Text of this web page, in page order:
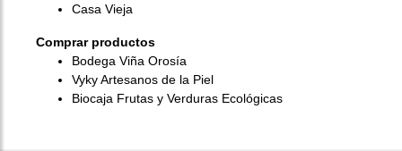
Casa Vieja
Comprar productos
Bodega Viña Orosía
Vyky Artesanos de la Piel
Biocaja Frutas y Verduras Ecológicas